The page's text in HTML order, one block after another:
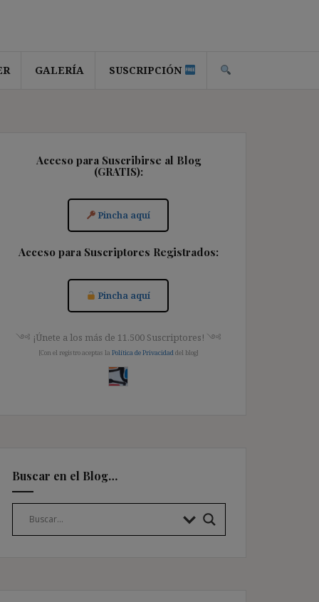
GALERÍA SUSCRIPCIÓN
Acceso para Suscribirse al Blog
(GRATIS):
Pincha aquí
Acceso para Suscriptores Registrados:
Pincha aquí
༺ ¡Únete a los más de 11.500 Suscriptores! ༺
[Con el registro aceptas la Política de Privacidad del blog]
Buscar en el Blog…